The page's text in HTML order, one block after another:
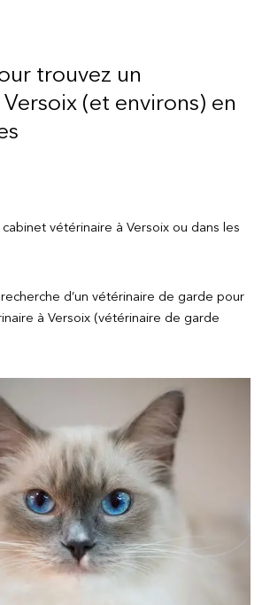
trouvez un
(et environs) en
vétérinaire à Versoix ou dans les
d’un vétérinaire de garde pour
à Versoix (vétérinaire de garde